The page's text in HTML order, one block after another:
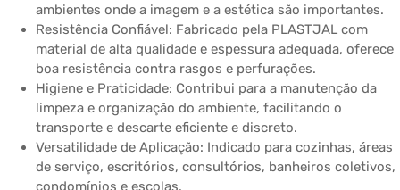
ambientes onde a imagem e a estética são importantes.
Resistência Confiável: Fabricado pela PLASTJAL com
material de alta qualidade e espessura adequada, oferece
boa resistência contra rasgos e perfurações.
Higiene e Praticidade: Contribui para a manutenção da
limpeza e organização do ambiente, facilitando o
transporte e descarte eficiente e discreto.
Versatilidade de Aplicação: Indicado para cozinhas, áreas
de serviço, escritórios, consultórios, banheiros coletivos,
condomínios e escolas.